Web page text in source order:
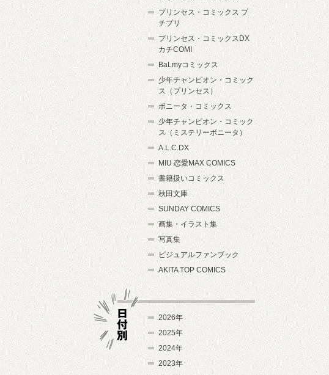
プリンセス・コミックス プ
チプリ
プリンセス・コミックスDX
カチCOMI
BaLmyコミックス
少年チャンピオン・コミック
ス（プリンセス）
ボニータ・コミックス
少年チャンピオン・コミック
ス（ミステリーボニータ）
A.L.C.DX
MIU 恋愛MAX COMICS
書籍扱いコミックス
秋田文庫
SUNDAY COMICS
画集・イラスト集
写真集
ビジュアルファンブック
AKITA TOP COMICS
2026年
2025年
2024年
2023年